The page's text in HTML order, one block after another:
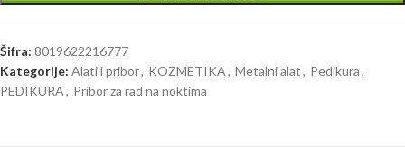
Šifra: 8019622216777
Kategorije: Alati i pribor, KOZMETIKA, Metalni alat, Pedikura,
PEDIKURA, Pribor za rad na noktima